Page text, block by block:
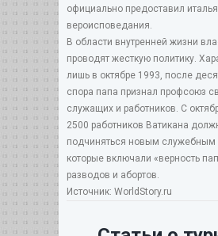
официально предоставил
вероисповедания.
В области внутренней жизни
проводят жесткую политику.
лишь в октябре 1993, после
спора папа признал профсоюз
служащих и работников. С
2500 работников Ватикана
подчиняться новым служебным
которые включали «верность
разводов и абортов.
Источник: WorldStory.ru